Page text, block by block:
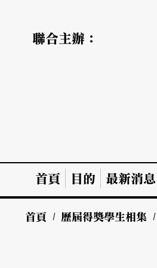
聯合主辦：
首頁 目的 最新消息
首頁 / 歷屆得獎學生相集 /